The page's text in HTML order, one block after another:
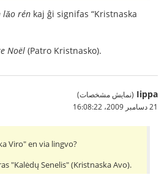
lǎo rén kaj ĝi signifas “Kristnaska
Noël (Patro Kristnasko).
Iippa (نمایش مشخصات)
21 دسامبر 2009،‏ 16:08:22
Viro" en via lingvo?
"Kalėdų Senelis" (Kristnaska Avo).